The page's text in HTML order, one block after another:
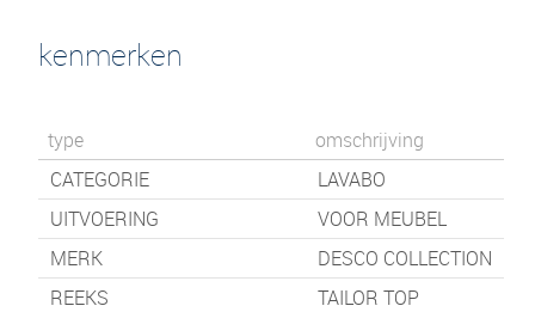
kenmerken
type
omschrijving
CATEGORIE
LAVABO
UITVOERING
VOOR MEUBEL
MERK
DESCO COLLECTION
REEKS
TAILOR TOP